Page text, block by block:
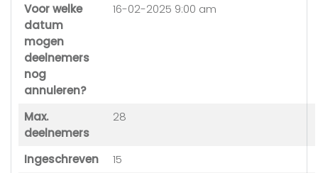
Voor welke
datum
mogen
deelnemers
nog
annuleren?
16-02-2025 9:00 am
Max.
deelnemers
28
Ingeschreven
15